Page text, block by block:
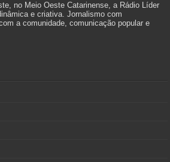
no Meio Oeste Catarinense, a Rádio Líder
e criativa. Jornalismo com
a comunidade, comunicação popular e